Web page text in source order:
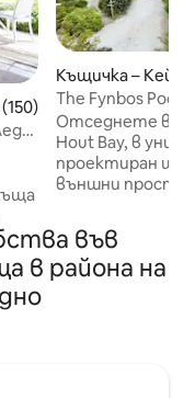
оценка: 4,96 от 5,
Къщичка –
The Fynbos Pod,
Хаут Бей
Отседнете в
Hout Bay, в
проектиран
външни
от плажове,
финбос, докато
до града и CBD Разполага с две
във
в района на